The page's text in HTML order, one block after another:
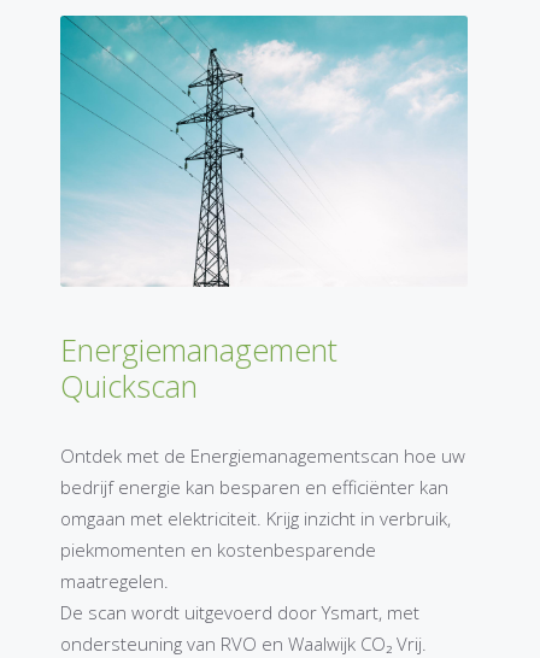
Energiemanagement
Quickscan
Ontdek met de Energiemanagementscan hoe uw
bedrijf energie kan besparen en efficiënter kan
omgaan met elektriciteit. Krijg inzicht in verbruik,
piekmomenten en kostenbesparende
maatregelen.
De scan wordt uitgevoerd door Ysmart, met
ondersteuning van RVO en Waalwijk CO₂ Vrij.